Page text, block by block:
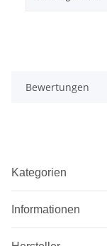
Bewertungen
Kategorien
Informationen